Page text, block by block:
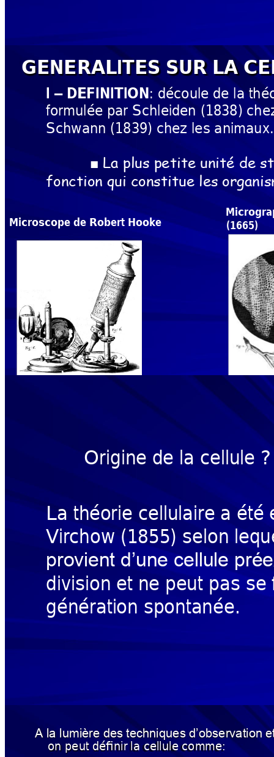
GENERALITES SUR LA
I – DEFINITION: découle de la
formulée par Schleiden (1838)
Schwann (1839) chez les animaux.
■ La plus petite unité de
fonction qui constitue les
Microscope de Robert Hooke (1665)
La théorie cellulaire a été
Virchow (1855) selon leq
provient d’une cellule prée
division et ne peut pas se
génération spontanée.
Origine de la cellule ?
A la lumière des techniques d’observation
on peut définir la cellule comme: